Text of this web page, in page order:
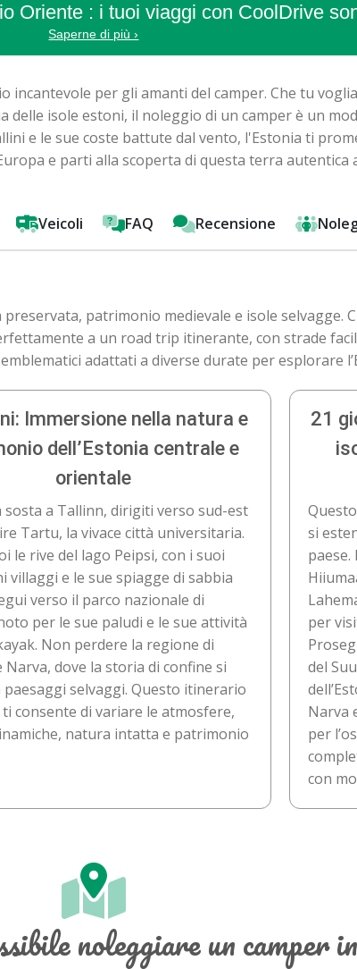
Oriente : i tuoi viaggi con CoolDrive
Saperne di più ›
incantevole per gli amanti del camper. Che tu
isole estoni, il noleggio di un camper è un
e le sue coste battute dal vento, l'Estonia ti
e parti alla scoperta di questa terra autentica
Veicoli FAQ Recensione
patrimonio medievale e isole selvagge.
a un road trip itinerante, con strade
adattati a diverse durate per esplorare
Immersione nella natura e
dell’Estonia centrale e
orientale
sosta a Tallinn, dirigiti verso sud-est
Tartu, la vivace città universitaria.
le rive del lago Peipsi, con i suoi
villaggi e le sue spiagge di sabbia
verso il parco nazionale di
per le sue paludi e le sue attività
Non perdere la regione di
Narva, dove la storia di confine si
paesaggi selvaggi. Questo itinerario
consente di variare le atmosfere,
natura intatta e patrimonio
21
si
per
del
Narva
per
con
noleggiare un camper